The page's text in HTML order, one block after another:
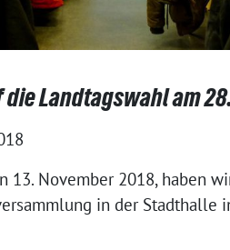
Landtagswahl am
13. November 2018, haben
in der Stadthalle